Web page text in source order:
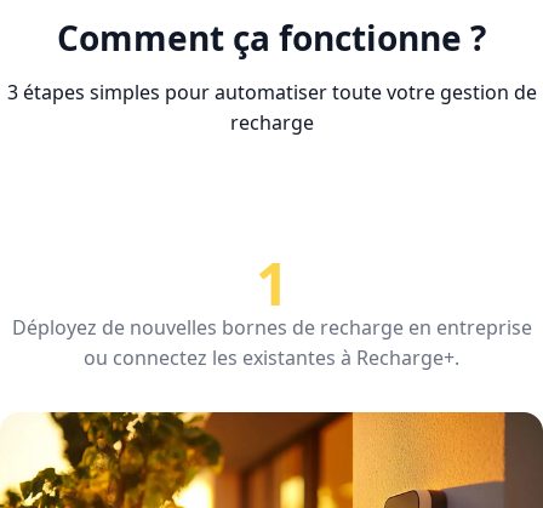
Comment ça fonctionne ?
3 étapes simples pour automatiser toute votre gestion de
recharge
1
Déployez de nouvelles bornes de recharge en entreprise
ou connectez les existantes à Recharge+.